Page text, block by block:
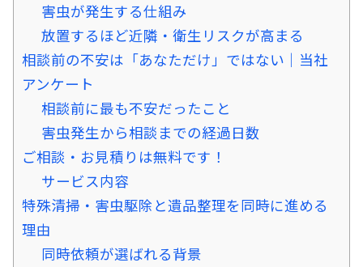
害虫が発生する仕組み
放置するほど近隣・衛生リスクが高まる
相談前の不安は「あなただけ」ではない｜当社
アンケート
相談前に最も不安だったこと
害虫発生から相談までの経過日数
ご相談・お見積りは無料です！
サービス内容
特殊清掃・害虫駆除と遺品整理を同時に進める
理由
同時依頼が選ばれる背景